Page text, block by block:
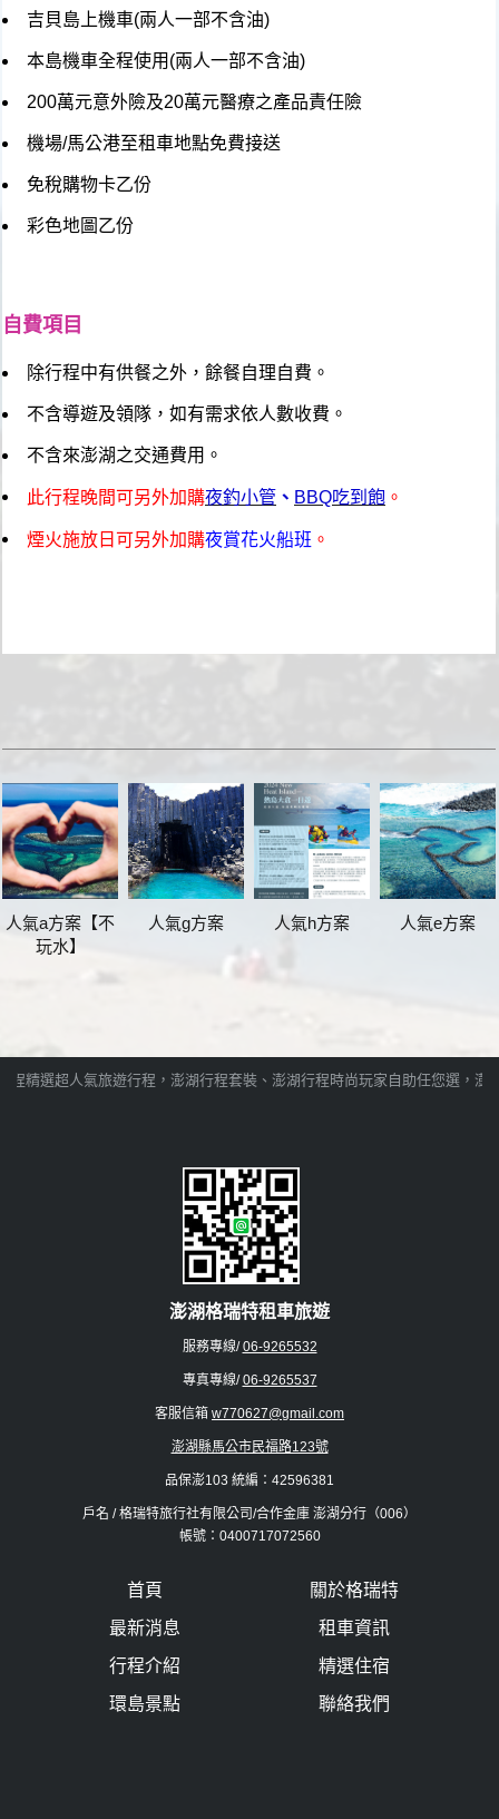
吉貝島上機車(兩人一部不含油)
本島機車全程使用(兩人一部不含油)
200萬元意外險及20萬元醫療之產品責任險
機場/馬公港至租車地點免費接送
免稅購物卡乙份
彩色地圖乙份
自費項目
除行程中有供餐之外，餘餐自理自費。
不含導遊及領隊，如有需求依人數收費。
不含來澎湖之交通費用。
此行程晚間可另外加購夜釣小管 、 BBQ吃到飽 。
煙火施放日可另外加購夜賞花火船班 。
人氣a方案【不
玩水】
人氣g方案 人氣h方案 人氣e方案
程精選超人氣旅遊行程，澎湖行程套裝、澎湖行程時尚玩家自助任您選，
澎湖格瑞特租車旅遊
服務專線/06-9265532
專真專線/06-9265537
客服信箱 w770627@gmail.com
澎湖縣馬公市民福路123號
品保澎103 統編：42596381
戶名 / 格瑞特旅行社有限公司/合作金庫 澎湖分行（006）
帳號：0400717072560
首頁
關於格瑞特
最新消息
租車資訊
行程介紹
精選住宿
環島景點
聯絡我們